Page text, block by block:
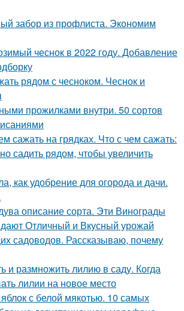
забор из профлиста. Экономим
чеснок в 2022 году. Добавление
рядом с чесноком. Чеснок и
прожилками внутри. 50 сортов
сажать на грядках. Что с чем сажать:
садить рядом, чтобы увеличить
как удобрение для огорода и дачи.
описание сорта. Эти Винограды
Отличный и Вкусный урожай
садоводов. Рассказываю, почему
и размножить лилию в саду. Когда
лилии на новое место
с белой мякотью. 10 самых